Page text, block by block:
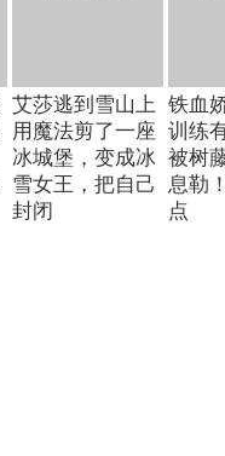
艾莎逃到雪山上
用魔法剪了一座
冰城堡，变成冰
雪女王，把自己
封闭
铁血
训练
被树
息勒
点